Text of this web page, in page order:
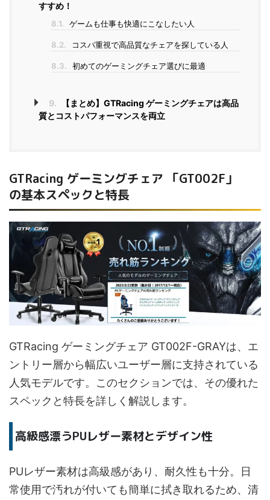
すすめ！
8.1. ゲームも仕事も快適にこなしたい人
8.2. コスパ重視で高品質なチェアを探している人
8.3. 初めてのゲーミングチェア選びに最適
9.
【まとめ】GTRacing ゲーミングチェアは高品
質とコストパフォーマンスを両立
GTRacing ゲーミングチェア 「GT002F」
の基本スペックと特長
GTRacing ゲーミングチェア GT002F-GRAYは、エ
ントリー層から幅広いユーザー層に支持されている
人気モデルです。このセクションでは、その優れた
スペックと特長を詳しく解説します。
高級感漂うPUレザー素材とデザイン性
PUレザー素材は高級感があり、耐久性も十分。日
常使用で汚れが付いても簡単に拭き取れるため、清